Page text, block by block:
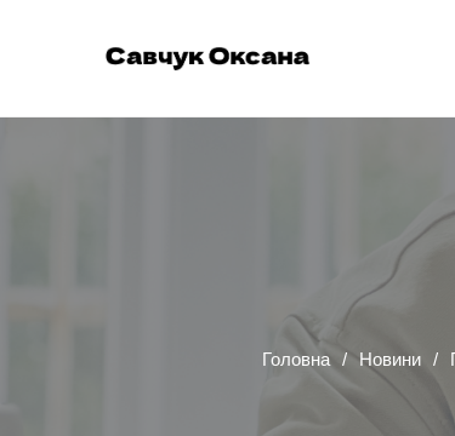
Головна Новини